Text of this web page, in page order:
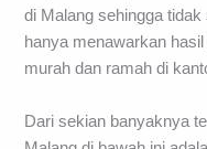
di Malang sehingga
hanya menawarkan
murah dan ramah di
Dari sekian banyaknya